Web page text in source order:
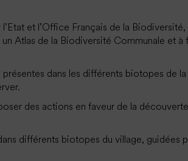
l’Etat et l’Office Français de la
un Atlas de la Biodiversité Communale et
dans les différents biotopes de
des actions en faveur de la
différents biotopes du village, guidées